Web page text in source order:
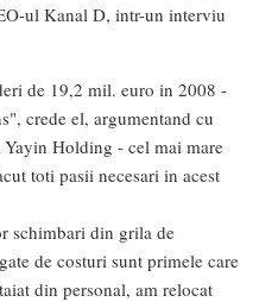
ul Kanal D, intr-un interviu
de 19,2 mil. euro in 2008 -
crede el, argumentand cu
Holding - cel mai mare
toti pasii necesari in acest
schimbari din grila de
de costuri sunt primele care
din personal, am relocat